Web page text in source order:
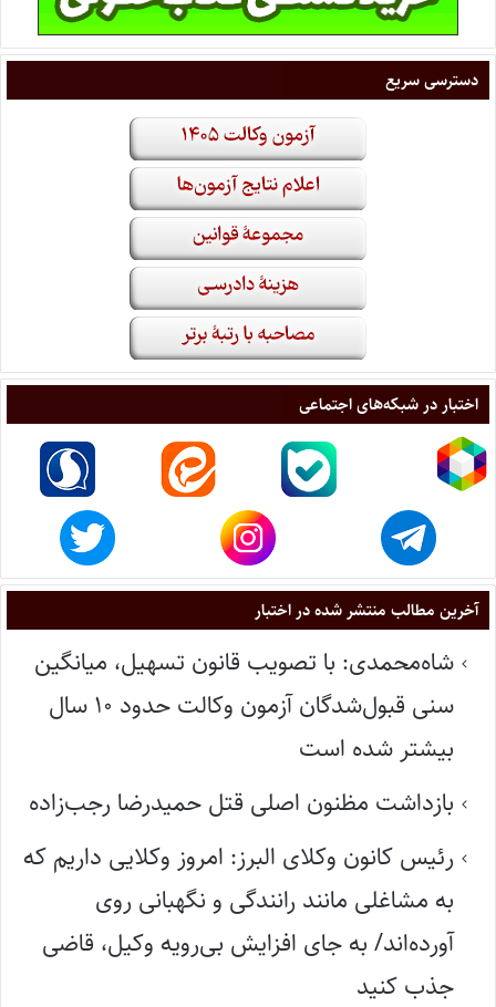
دسترسی سریع
اختبار در شبکه‌های اجتماعی
آخرین مطالب منتشر شده در اختبار
شاه‌محمدی: با تصویب قانون تسهیل، میانگین
سنی قبول‌شدگان آزمون وکالت حدود ۱۰ سال
بیشتر شده است
بازداشت مظنون اصلی قتل حمیدرضا رجب‌زاده
رئیس کانون وکلای البرز: امروز وکلایی داریم که
به مشاغلی مانند رانندگی و نگهبانی روی
آورده‌اند/ به جای افزایش بی‌رویه وکیل، قاضی
جذب کنید